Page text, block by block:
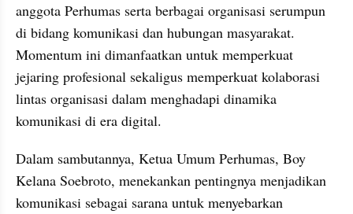
anggota Perhumas serta berbagai organisasi serumpun
di bidang komunikasi dan hubungan masyarakat.
Momentum ini dimanfaatkan untuk memperkuat
jejaring profesional sekaligus memperkuat kolaborasi
lintas organisasi dalam menghadapi dinamika
komunikasi di era digital.
Dalam sambutannya, Ketua Umum Perhumas, Boy
Kelana Soebroto, menekankan pentingnya menjadikan
komunikasi sebagai sarana untuk menyebarkan